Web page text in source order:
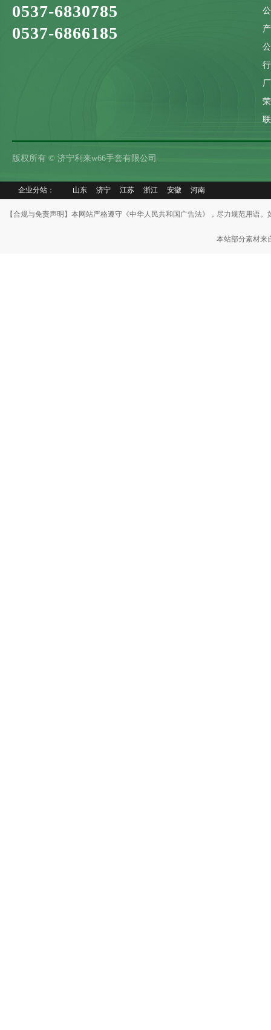
0537-6830785
0537-6866185
版权所有 © 济宁利来w66手套有限公司
企业分站： 山东 济宁 江苏 浙江 安徽 河南
【合规与免责声明】本网站严格遵守《中华人民共和国广告法》，尽力规范用语
本站部分素材来